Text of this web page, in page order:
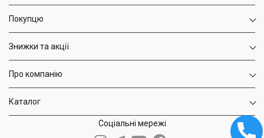
Покупцю
Знижки та акції
Про компанію
Каталог
Соціальні мережі